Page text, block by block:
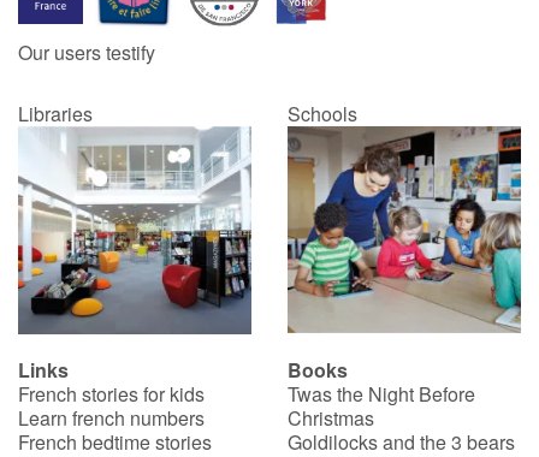
Our users testify
Libraries Schools
Links
French stories for kids
Learn french numbers
French bedtime stories
Books
Twas the Night Before
Christmas
Goldilocks and the 3 bears